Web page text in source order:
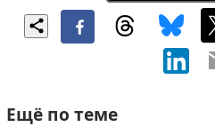
Ещё по теме